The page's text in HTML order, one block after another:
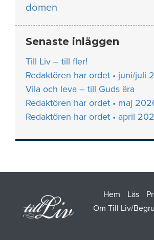
domen
Senaste inläggen
Till Liv – till fler!
Redaktören har ordet • juni/juli
Vila och leva – till Guds ära
Redaktören har ordet • maj
Redaktören har ordet • april
Hem Läs
Om Till Liv/